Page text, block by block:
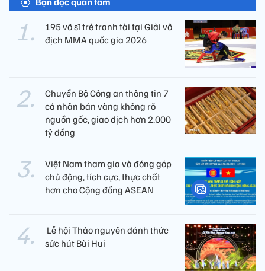
195 võ sĩ trẻ tranh tài tại Giải vô
địch MMA quốc gia 2026
Chuyển Bộ Công an thông tin 7
cá nhân bán vàng không rõ
nguồn gốc, giao dịch hơn 2.000
tỷ đồng
Việt Nam tham gia và đóng góp
chủ động, tích cực, thực chất
hơn cho Cộng đồng ASEAN
​ Lễ hội Thảo nguyên đánh thức
sức hút Bùi Hui